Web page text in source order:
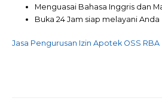
Menguasai Bahasa Inggris dan
Buka 24 Jam siap melayani Anda
Jasa Pengurusan Izin Apotek OSS RBA